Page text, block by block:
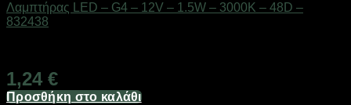
Λαμπτήρας LED – G4 – 12V – 1.5W – 3000K – 48D –
832438
1,24 €
Προσθήκη στο καλάθι